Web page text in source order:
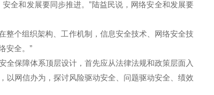
和发展要同步推进。”陆益民说，网络安全和发展要
个组织架构、工作机制，信息安全技术、网络安全技
安全。”
保障体系顶层设计，首先应从法律法规和政策层面入
以网信办为，探讨风险驱动安全、问题驱动安全、绩效